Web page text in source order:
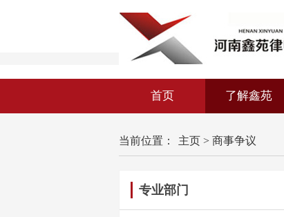
首页 了解鑫苑
当前位置： 主页 > 商事争议
专业部门